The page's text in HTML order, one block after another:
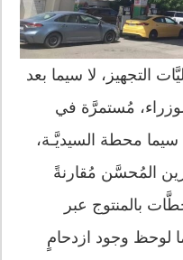
التجهيز، لا سيما بعد
مُستمرَّة في
سيما محطة السيديَّـة،
المُحسَّن مُقارنةً
بالمنتوج عبر
لوحظ وجود ازدحامٍ